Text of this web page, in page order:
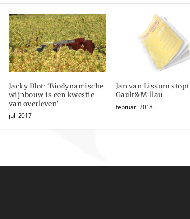
Jacky Blot: ‘Biodynamische
wijnbouw is een kwestie
van overleven’
juli 2017
Jan van Lissum
Gault&Millau
februari 2018